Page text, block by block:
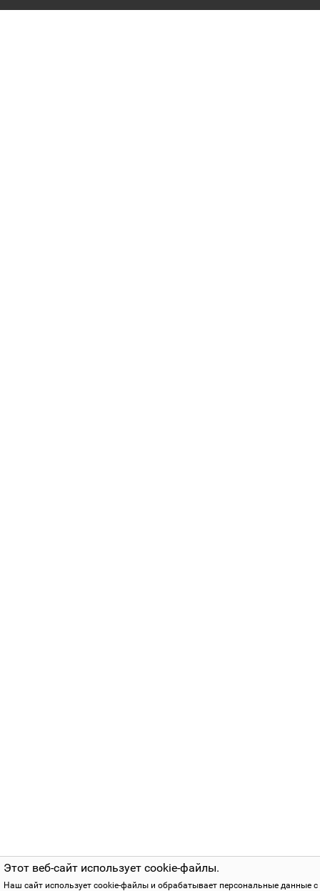
Этот веб-сайт использует cookie-файлы.
Наш сайт использует cookie-файлы и обрабатывает персональные данные с